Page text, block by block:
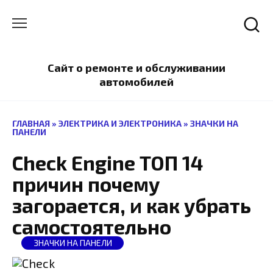
содержанию
Сайт о ремонте и обслуживании
автомобилей
ГЛАВНАЯ » ЭЛЕКТРИКА И ЭЛЕКТРОНИКА » ЗНАЧКИ НА
ПАНЕЛИ
Check Engine ТОП 14
причин почему
загорается, и как убрать
самостоятельно
ЗНАЧКИ НА ПАНЕЛИ